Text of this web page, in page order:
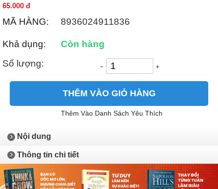
65.000 đ
MÃ HÀNG: 8936024911836
Khả dụng:
Còn hàng
Số lượng:
− +
THÊM VÀO GIỎ HÀNG
Thêm Vào Danh Sách Yêu Thích
Nội dung
Thông tin chi tiết